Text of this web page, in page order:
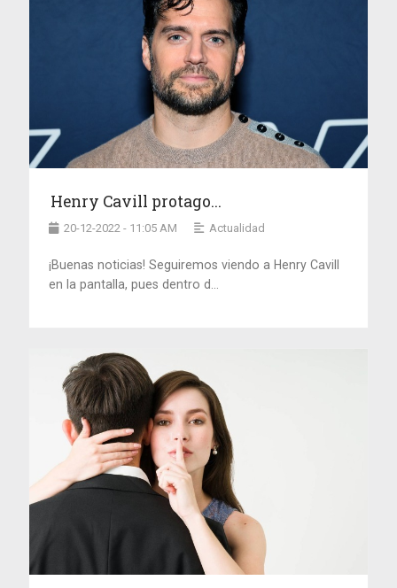
Henry Cavill protago...
20-12-2022 - 11:05 AM Actualidad
¡Buenas noticias! Seguiremos viendo a Henry Cavill
en la pantalla, pues dentro d...